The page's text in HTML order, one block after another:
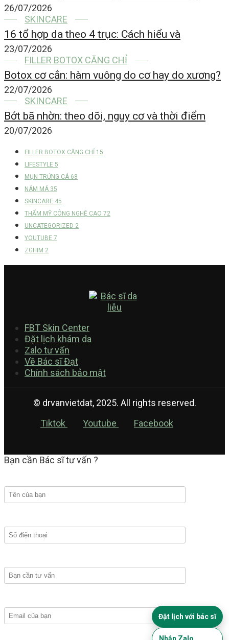
26/07/2026
SKINCARE
16 tổ hợp da theo 4 trục: Cách hiểu và
23/07/2026
FILLER BOTOX CĂNG CHỈ
Botox cơ cắn: hàm vuông do cơ hay do xương?
22/07/2026
SKINCARE
Bớt bã nhờn: theo dõi, nguy cơ và thời điểm
20/07/2026
FILLER BOTOX CĂNG CHỈ 15
LIFESTYLE 5
MỤN TRỨNG CÁ 68
NÁM MÁ 35
SKINCARE 45
THẨM MỸ CÔNG NGHỆ CAO 72
UNCATEGORIZED 2
YOUTUBE 7
ZGHIM 2
FBT Skin Center
Đặt lịch khám da
Zalo tư vấn
Về Bác sĩ Đạt
Chính sách bảo mật
© drvanvietdat, 2025. All rights reserved.
Tiktok
Youtube Facebook
Bạn cần Bác sĩ tư vấn ?
Đặt lịch với bác sĩ